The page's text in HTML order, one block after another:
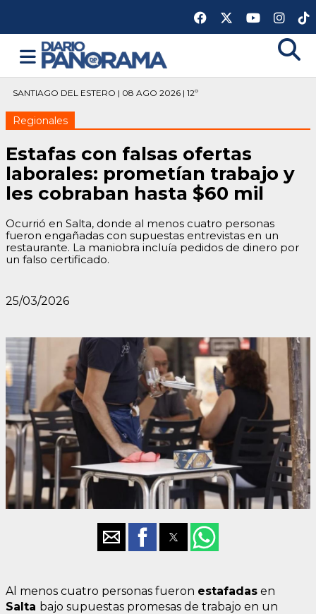
SANTIAGO DEL ESTERO | 08 AGO 2026 | 12º
Regionales
Estafas con falsas ofertas
laborales: prometían trabajo y
les cobraban hasta $60 mil
Ocurrió en Salta, donde al menos cuatro personas
fueron engañadas con supuestas entrevistas en un
restaurante. La maniobra incluía pedidos de dinero por
un falso certificado.
25/03/2026
Al menos cuatro personas fueron estafadas en
Salta bajo supuestas promesas de trabajo en un